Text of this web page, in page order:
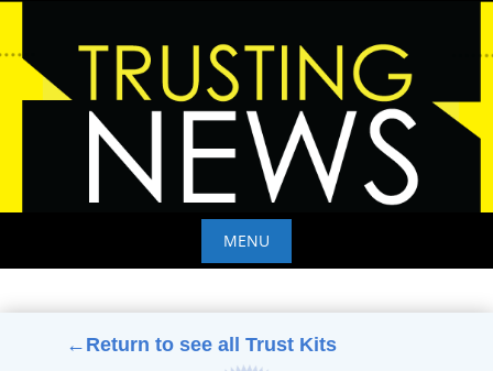
content
MENU
to
←Return to see all Trust Kits